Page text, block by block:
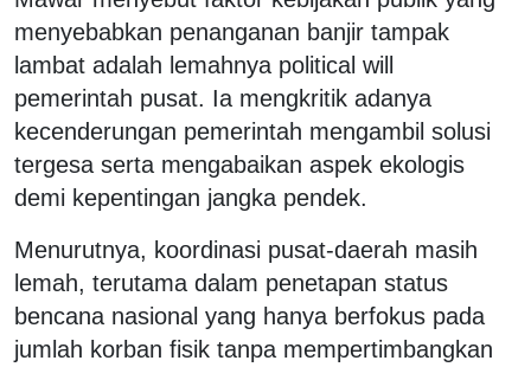
menyebabkan penanganan banjir tampak
lambat adalah lemahnya political will
pemerintah pusat. Ia mengkritik adanya
kecenderungan pemerintah mengambil solusi
tergesa serta mengabaikan aspek ekologis
demi kepentingan jangka pendek.
Menurutnya, koordinasi pusat-daerah masih
lemah, terutama dalam penetapan status
bencana nasional yang hanya berfokus pada
jumlah korban fisik tanpa mempertimbangkan